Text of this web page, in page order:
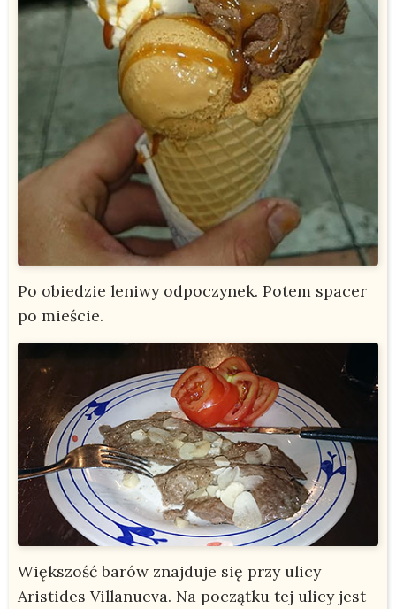
Po obiedzie leniwy odpoczynek. Potem spacer
po mieście.
Większość barów znajduje się przy ulicy
Aristides Villanueva. Na początku tej ulicy jest